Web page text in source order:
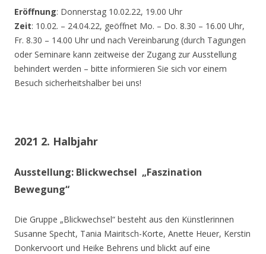
Eröffnung: Donnerstag 10.02.22, 19.00 Uhr
Zeit: 10.02. – 24.04.22, geöffnet Mo. – Do. 8.30 – 16.00 Uhr,
Fr. 8.30 – 14.00 Uhr und nach Vereinbarung (durch Tagungen
oder Seminare kann zeitweise der Zugang zur Ausstellung
behindert werden – bitte informieren Sie sich vor einem
Besuch sicherheitshalber bei uns!
2021 2. Halbjahr
Ausstellung: Blickwechsel „Faszination
Bewegung“
Die Gruppe „Blickwechsel“ besteht aus den Künstlerinnen
Susanne Specht, Tania Mairitsch-Korte, Anette Heuer, Kerstin
Donkervoort und Heike Behrens und blickt auf eine